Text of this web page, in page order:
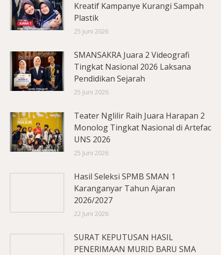
Kreatif Kampanye Kurangi Sampah
Plastik
25 Juni 2026
SMANSAKRA Juara 2 Videografi
Tingkat Nasional 2026 Laksana
Pendidikan Sejarah
25 Juni 2026
Teater Nglilir Raih Juara Harapan 2
Monolog Tingkat Nasional di Artefac
UNS 2026
25 Juni 2026
Hasil Seleksi SPMB SMAN 1
Karanganyar Tahun Ajaran
2026/2027
22 Juni 2026
SURAT KEPUTUSAN HASIL
PENERIMAAN MURID BARU SMA